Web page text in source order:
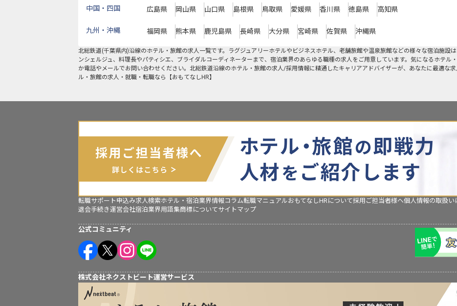
中国・四国 広島県 岡山県 山口県 島根県 鳥取県 愛媛県 香川県 徳島県 高知県
九州・沖縄 福岡県 熊本県 鹿児島県 長崎県 大分県 宮崎県 佐賀県 沖縄県
北総鉄道(千葉県内)沿線のホテル・旅館の求人一覧です。ラグジュアリーホテルやビジネスホテル、老舗旅館や温泉旅館などの様々な宿泊施設
ンシェルジュ、料理長やパティシエ、ブライダルコーディネーターまで、宿泊業界のあらゆる職種の求人をご用意しています。気になるホテル
か電話やメールでお問い合わせください。北総鉄道沿線のホテル・旅館の求人/採用情報に精通したキャリアアドバイザーが、あなたに最適な
ル・旅館の求人・就職・転職なら【おもてなしHR】
転職サポート申込み求人検索ホテル・宿泊業界情報コラム転職マニュアルおもてなしHRについて採用ご担当者様へ個人情報の取扱い
退会手続き運営会社宿泊業界用語集商標についてサイトマップ
公式コミュニティ
株式会社ネクストビート運営サービス